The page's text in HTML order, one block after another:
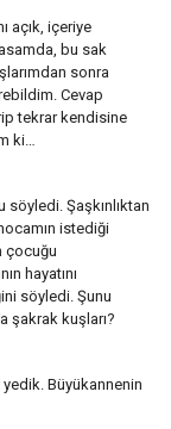
açık, içeriye
bu sak
sonra
Cevap
tekrar kendisine
ki…
Şaşkınlıktan
istediği
çocuğu
hayatını
söyledi. Şunu
şakrak kuşları?
Büyükannenin